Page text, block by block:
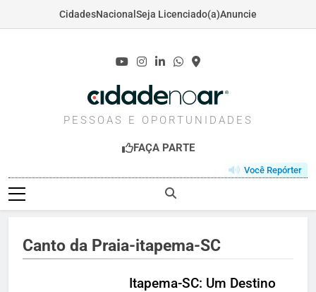
CidadesNacional Seja Licenciado(a)Anuncie
CIDADENOAR.COM
PESSOAS E OPORTUNIDADES
FAÇA PARTE
Você Repórter
Canto da Praia-itapema-SC
Itapema-SC: Um Destino